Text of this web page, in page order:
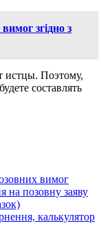
згідно з
истцы. Поэтому,
составлять
вимог